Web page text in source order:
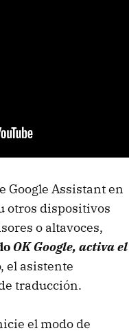
Google Assistant en
otros dispositivos
o altavoces,
OK Google, activa el
el asistente
traducción.
el modo de